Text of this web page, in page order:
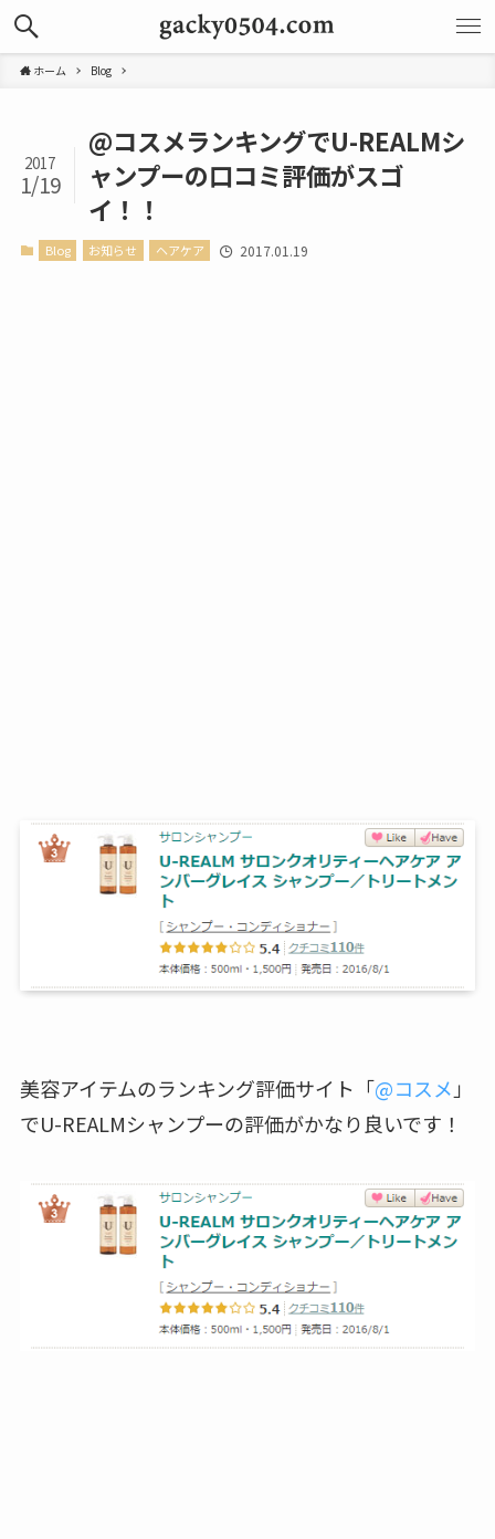
ホーム Blog
@コスメランキングでU-REALMシ
ャンプーの口コミ評価がスゴ
イ！！
2017
1/19
Blog お知らせ ヘアケア 2017.01.19
美容アイテムのランキング評価サイト「@コスメ 」
でU-REALMシャンプーの評価がかなり良いです！